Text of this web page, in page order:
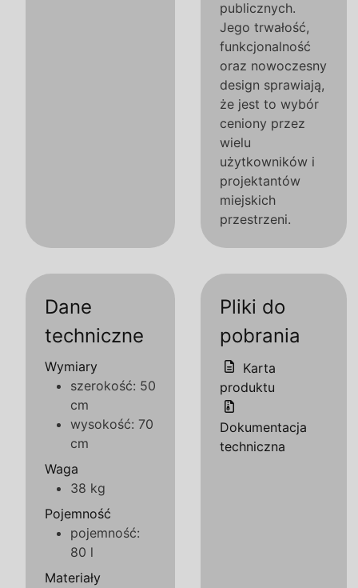
publicznych.
Jego trwałość,
funkcjonalność
oraz nowoczesny
design sprawiają,
że jest to wybór
ceniony przez
wielu
użytkowników i
projektantów
miejskich
przestrzeni.
Dane
techniczne
Wymiary
szerokość: 50
cm
wysokość: 70
cm
Waga
38 kg
Pojemność
pojemność:
80 l
Materiały
Pliki do
pobrania
Karta
produktu
Dokumentacja
techniczna